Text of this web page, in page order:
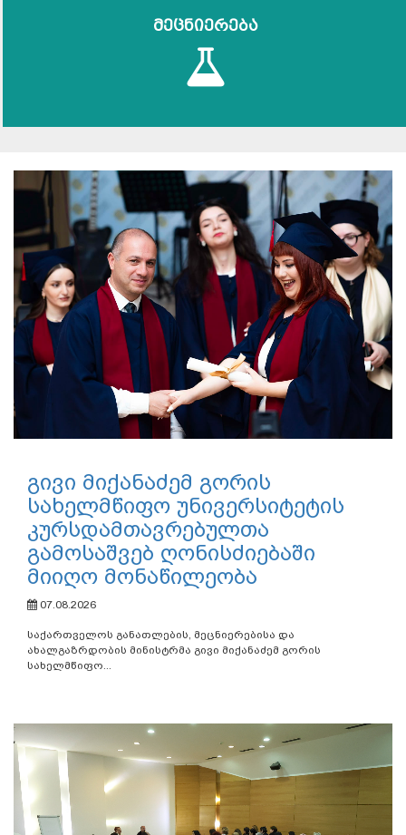
მეცნიერება
გივი მიქანაძემ გორის
სახელმწიფო უნივერსიტეტის
კურსდამთავრებულთა
გამოსაშვებ ღონისძიებაში
მიიღო მონაწილეობა
07.08.2026
საქართველოს განათლების, მეცნიერებისა და
ახალგაზრდობის მინისტრმა გივი მიქანაძემ გორის
სახელმწიფო...